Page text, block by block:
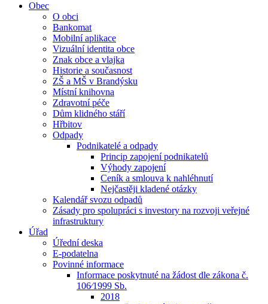
Obec
O obci
Bankomat
Mobilní aplikace
Vizuální identita obce
Znak obce a vlajka
Historie a současnost
ZŠ a MŠ v Brandýsku
Místní knihovna
Zdravotní péče
Dům klidného stáří
Hřbitov
Odpady
Podnikatelé a odpady
Princip zapojení podnikatelů
Výhody zapojení
Ceník a smlouva k nahléhnutí
Nejčastěji kladené otázky
Kalendář svozu odpadů
Zásady pro spolupráci s investory na rozvoji veřejné
infrastruktury
Úřad
Úřední deska
E-podatelna
Povinné informace
Informace poskytnuté na žádost dle zákona č.
106⁄1999 Sb.
2018